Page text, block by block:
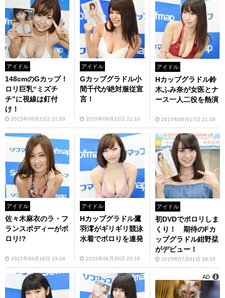
アイドル
148cmのGカップ！
ロリ巨乳“ミズチ
チ”に視線は釘付
け！
2015年06月23日 21:03
アイドル
Gカップグラドル小
間千代が絶対服従宣
言！
2015年06月22日 21:10
アイドル
Hカップグラドル鈴
木ふみ奈が女医とナ
ース一人二役を熱演
2015年06月17日 21:09
アイドル
佐々木麻衣のラ・フ
ランスボディーがポ
ロリ!?
2015年06月16日 19:24
アイドル
Hカップグラドル鷹
羽澪がギリギリ競泳
水着でポロりを連発
2015年06月30日 20:16
アイドル
初DVDでポロリしま
くり！ 期待のFカ
ップグラドル紺野栞
がデビュー！
2015年07月01日 19:16
AD